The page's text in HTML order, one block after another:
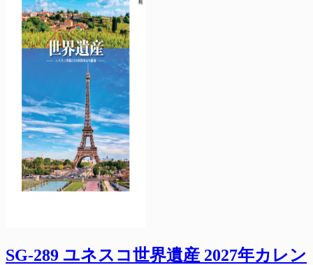
SG-289 ユネスコ世界遺産 2027年カレン